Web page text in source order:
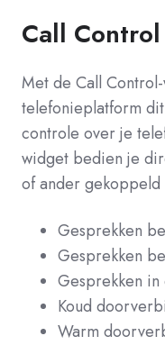
Call Control
Met de Call
telefonieplatform
controle over je
widget bedien je
of ander
Gesprekken
Gesprekken
Gesprekken
Koud
Warm